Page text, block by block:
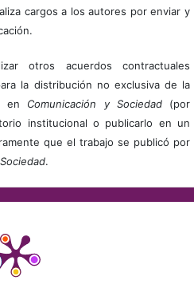
cargos a los autores por enviar y
otros acuerdos contractuales
la distribución no exclusiva de la
en Comunicación y Sociedad(por
institucional o publicarlo en un
que el trabajo se publicó por
.